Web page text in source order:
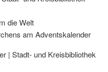
die Welt
am Adventskalender
| Stadt- und Kreisbibliothek